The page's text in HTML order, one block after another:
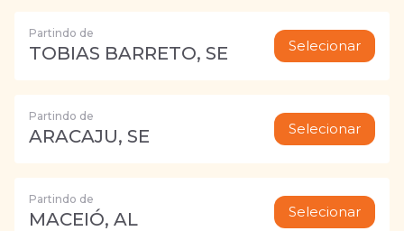
Partindo de
TOBIAS BARRETO, SE Selecionar
Partindo de
ARACAJU, SE Selecionar
Partindo de
MACEIÓ, AL Selecionar